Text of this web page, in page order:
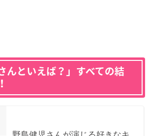
んといえば？」すべての結